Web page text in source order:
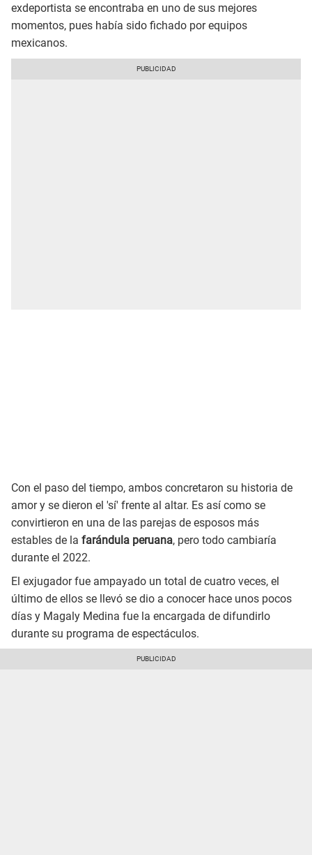
exdeportista se encontraba en uno de sus mejores
momentos, pues había sido fichado por equipos
mexicanos.
Con el paso del tiempo, ambos concretaron su historia de
amor y se dieron el 'sí' frente al altar. Es así como se
convirtieron en una de las parejas de esposos más
estables de la farándula peruana, pero todo cambiaría
durante el 2022.
El exjugador fue ampayado un total de cuatro veces, el
último de ellos se llevó se dio a conocer hace unos pocos
días y Magaly Medina fue la encargada de difundirlo
durante su programa de espectáculos.